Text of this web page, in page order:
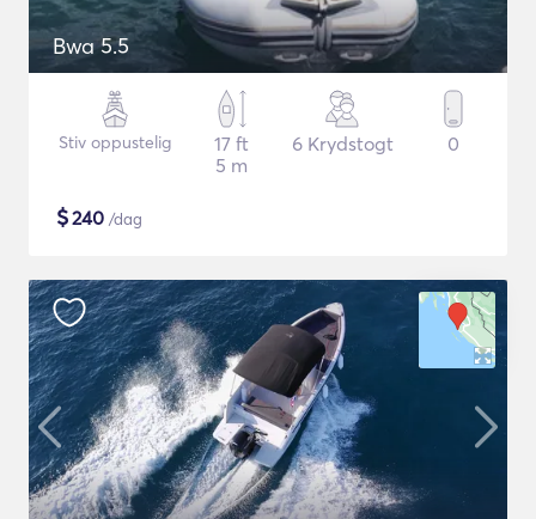
Bwa 5.5
Stiv oppustelig
17 ft
5 m
6 Krydstogt 0
$240 /dag